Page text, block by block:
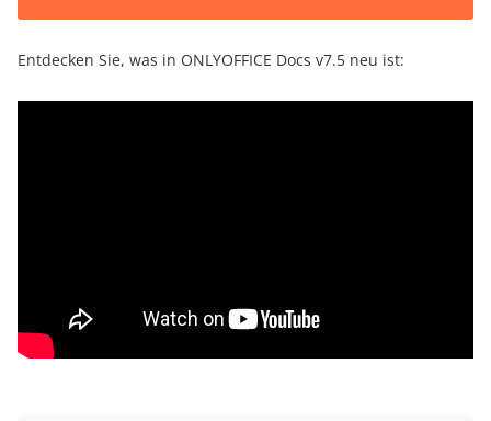
Entdecken Sie, was in ONLYOFFICE Docs v7.5 neu ist: